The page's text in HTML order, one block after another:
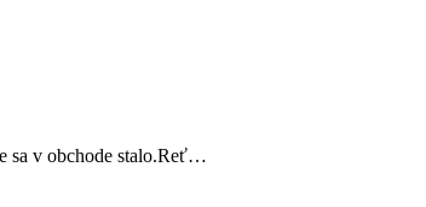
sa v obchode stalo.Reť…